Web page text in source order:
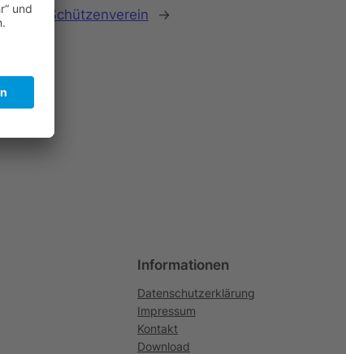
Schützenverein →
Informationen
Datenschutzerklärung
Impressum
Kontakt
Download